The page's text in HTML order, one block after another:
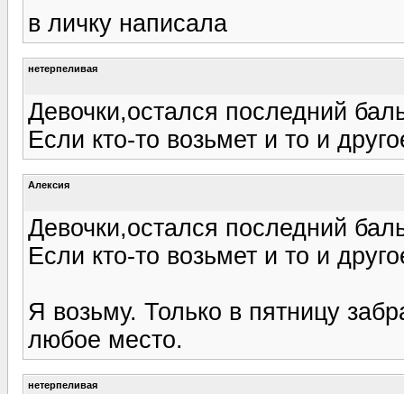
в личку написала
нетерпеливая
Девочки,остался последний
Если кто-то возьмет и то и
Алексия
Девочки,остался последний
Если кто-то возьмет и то и
Я возьму. Только в пятницу
любое место.
нетерпеливая